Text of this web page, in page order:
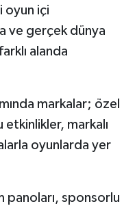
oyun içi
ve gerçek dünya
alanda
markalar; özel
markalı
oyunlarda yer
panoları, sponsorlu